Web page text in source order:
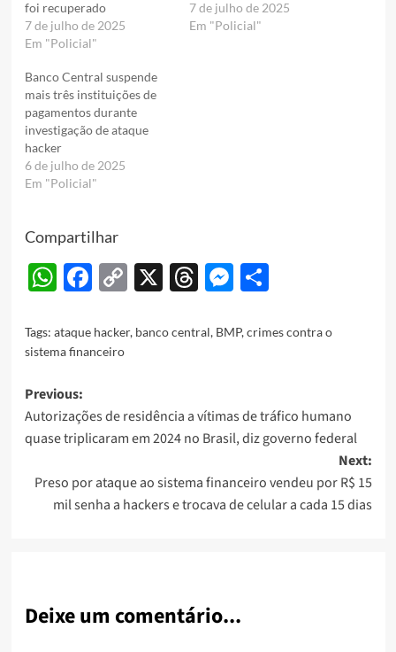
foi recuperado
7 de julho de 2025
Em "Policial"
7 de julho de 2025
Em "Policial"
Banco Central suspende
mais três instituições de
pagamentos durante
investigação de ataque
hacker
6 de julho de 2025
Em "Policial"
Compartilhar
WhatsApp
Facebook
Copy
X Threads
Messenger
Share
Tags: ataque hacker, banco central, BMP,crimes contra o
sistema financeiro
Post
navigation
Previous:
Autorizações de residência a vítimas de tráfico humano
quase triplicaram em 2024 no Brasil, diz governo federal
Next:
Preso por ataque ao sistema financeiro vendeu por R$ 15
mil senha a hackers e trocava de celular a cada 15 dias
Deixe um comentário...